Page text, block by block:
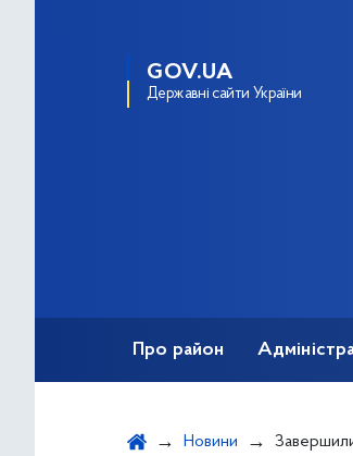
GOV.UA
Державні сайти України
Про район
Новини Завершилися онлайн заняття на